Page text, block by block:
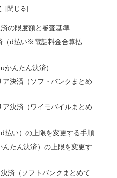
の限度額と審査基準
（d払い※電話料金合算払
かんたん決済）
ア決済（ソフトバンクまとめ
ア決済（ワイモバイルまとめ
払い）の上限を変更する手順
たん決済）の上限を変更す
済（ソフトバンクまとめて